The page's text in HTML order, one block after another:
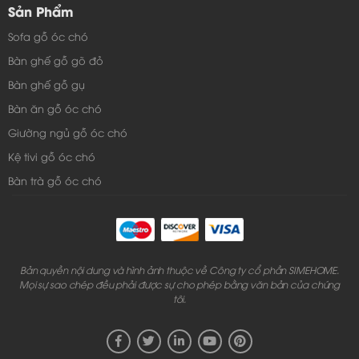
Sản Phẩm
Sofa gỗ óc chó
Bàn ghế gỗ gõ đỏ
Bàn ghế gỗ gụ
Bàn ăn gỗ óc chó
Giường ngủ gỗ óc chó
Kệ tivi gỗ óc chó
Bàn trà gỗ óc chó
Bản quyền nội dung và hình ảnh thuộc về Công ty cổ phần SIMEHOME.
Mọi sự sao chép đều phải được sự cho phép bằng văn bản của chúng
tôi.